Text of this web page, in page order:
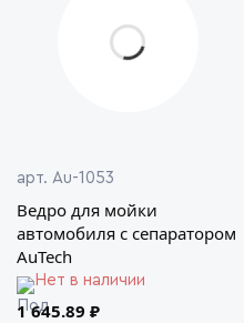
арт. Au-1053
Ведро для мойки
автомобиля с сепаратором
AuTech
Нет в наличии
1 645.89 ₽